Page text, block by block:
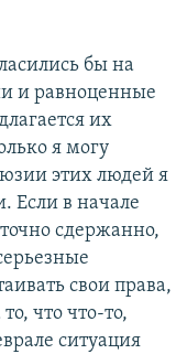
бы на
и равноценные
их
я могу
этих людей я
Если в начале
сдержанно,
свои права,
что что-то,
ситуация